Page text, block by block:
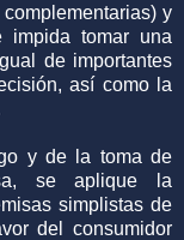
y
impida tomar una
de importantes
así como la
y de la toma de
se aplique la
simplistas de
del consumidor